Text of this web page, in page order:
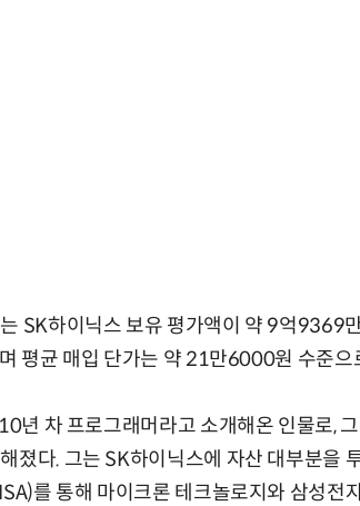
SK하이닉스 보유 평가액이 약 9억9369
평균 매입 단가는 약 21만6000원 수준으
년 차 프로그래머라고 소개해온 인물로,
졌다. 그는 SK하이닉스에 자산 대부분을
를 통해 마이크론 테크놀로지와 삼성전